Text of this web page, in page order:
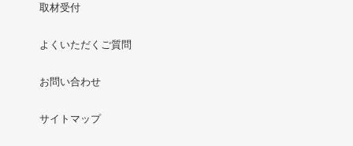
取材受付
よくいただくご質問
お問い合わせ
サイトマップ